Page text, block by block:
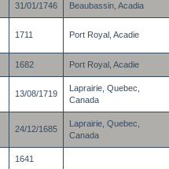
31/01/1746 Beaubassin, Acadia
1711 Port Royal, Acadie
1682 Port Royal, Acadie
13/08/1719
Laprairie, Quebec,
Canada
24/12/1685
Laprairie, Quebec,
Canada
1641